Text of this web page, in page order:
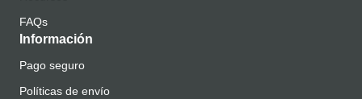
FAQs
Información
Pago seguro
Políticas de envío